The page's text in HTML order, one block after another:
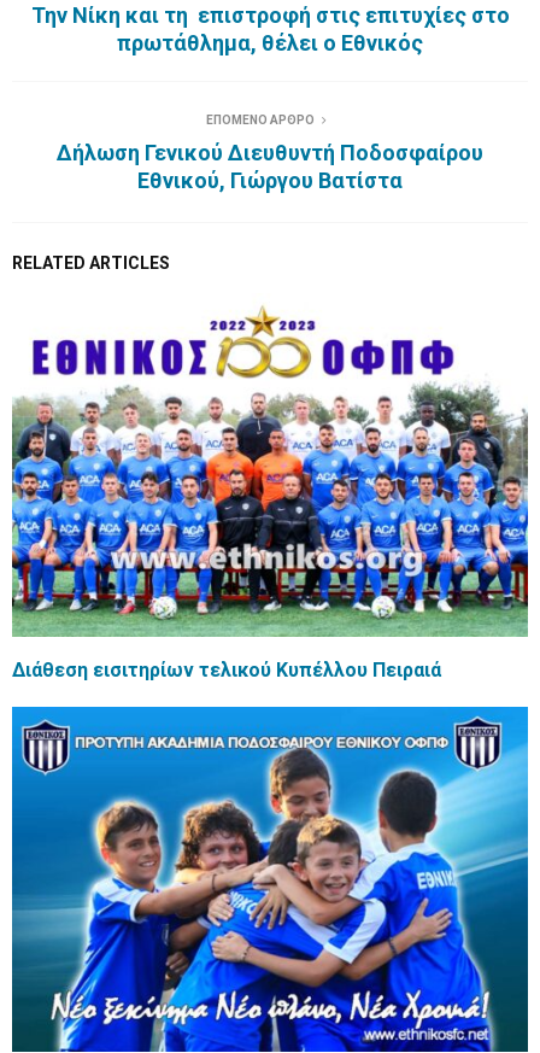
Την Νίκη και τη επιστροφή στις επιτυχίες στο
πρωτάθλημα, θέλει ο Εθνικός
ΕΠΟΜΕΝΟ ΑΡΘΡΟ
Δήλωση Γενικού Διευθυντή Ποδοσφαίρου
Εθνικού, Γιώργου Βατίστα
RELATED ARTICLES
Διάθεση εισιτηρίων τελικού Κυπέλλου Πειραιά